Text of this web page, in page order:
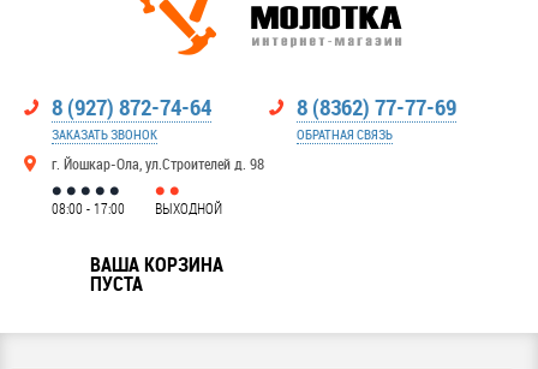
8 (927) 872-74-64
ЗАКАЗАТЬ ЗВОНОК
г. Йошкар-Ола, ул.Строителей д. 98
8 (8362) 77-77-69
ОБРАТНАЯ СВЯЗЬ
08:00 - 17:00 ВЫХОДНОЙ
ВАША КОРЗИНА
ПУСТА